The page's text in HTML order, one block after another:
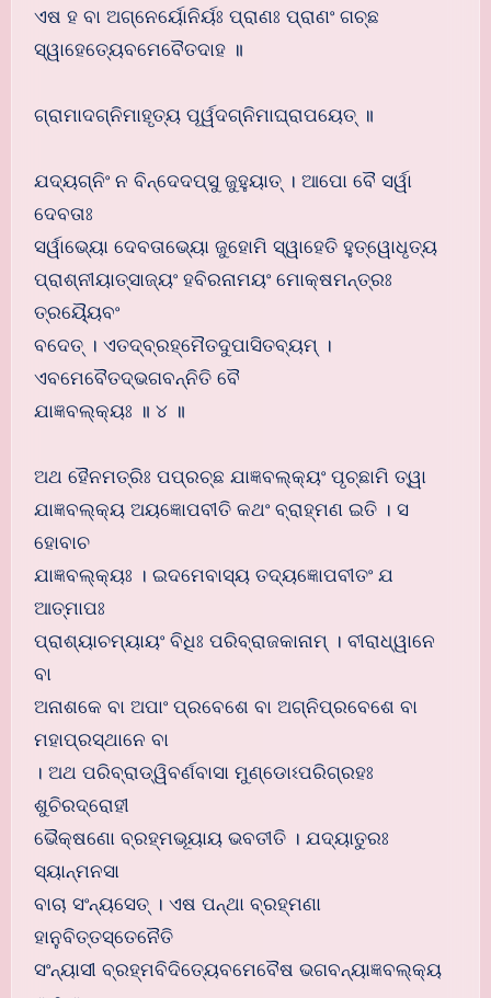
ଏଷ ହ ବା ଅଗ୍ନେର୍ୟୋନିର୍ୟଃ ପ୍ରାଣଃ ପ୍ରାଣଂ ଗଚ୍ଛ
ସ୍ୱାହେତ୍ୟେବମେବୈତଦାହ ॥
ଗ୍ରାମାଦଗ୍ନିମାହୃତ୍ୟ ପୂର୍ୱଦଗ୍ନିମାଘ୍ରାପୟେତ୍ ॥
ଯଦ୍ୟଗ୍ନିଂ ନ ବିନ୍ଦେଦପ୍ସୁ ଜୁହୁୟାତ୍ । ଆପୋ ବୈ ସର୍ୱା
ଦେବତାଃ
ସର୍ୱାଭ୍ୟୋ ଦେବତାଭ୍ୟୋ ଜୁହୋମି ସ୍ୱାହେତି ହୁତ୍ୱୋଧୃତ୍ୟ
ପ୍ରାଶ୍ନୀୟାତ୍ସାଜ୍ୟଂ ହବିରନାମୟଂ ମୋକ୍ଷମନ୍ତ୍ରଃ
ତ୍ରୟ୍ୟୈବଂ
ବଦେତ୍ । ଏତଦ୍ବ୍ରହ୍ମୈତଦୁପାସିତବ୍ୟମ୍ ।
ଏବମେବୈତଦ୍ଭଗବନ୍ନିତି ବୈ
ଯାଜ୍ଞବଲ୍କ୍ୟଃ ॥ ୪ ॥
ଅଥ ହୈନମତ୍ରିଃ ପପ୍ରଚ୍ଛ ଯାଜ୍ଞବଲ୍କ୍ୟଂ ପୃଚ୍ଛାମି ତ୍ୱା
ଯାଜ୍ଞବଲ୍କ୍ୟ ଅୟଜ୍ଞୋପବୀତି କଥଂ ବ୍ରାହ୍ମଣ ଇତି । ସ
ହୋବାଚ
ଯାଜ୍ଞବଲ୍କ୍ୟଃ । ଇଦମେବାସ୍ୟ ତଦ୍ୟଜ୍ଞୋପବୀତଂ ଯ
ଆତ୍ମାପଃ
ପ୍ରାଶ୍ୟାଚମ୍ୟାୟଂ ବିଧିଃ ପରିବ୍ରାଜକାନାମ୍ । ବୀରାଧ୍ୱାନେ
ବା
ଅନାଶକେ ବା ଅପାଂ ପ୍ରବେଶେ ବା ଅଗ୍ନିପ୍ରବେଶେ ବା
ମହାପ୍ରସ୍ଥାନେ ବା
। ଅଥ ପରିବ୍ରାଡ୍ୱିବର୍ଣବାସା ମୁଣ୍ଡୋଽପରିଗ୍ରହଃ
ଶୁଚିରଦ୍ରୋହୀ
ଭୈକ୍ଷଣୋ ବ୍ରହ୍ମଭୂୟାୟ ଭବତୀତି । ଯଦ୍ୟାତୁରଃ
ସ୍ୟାନ୍ମନସା
ବାଚା ସଂନ୍ୟସେତ୍ । ଏଷ ପନ୍ଥା ବ୍ରହ୍ମଣା
ହାନୁବିତ୍ତସ୍ତେନୈତି
ସଂନ୍ୟାସୀ ବ୍ରହ୍ମବିଦିତ୍ୟେବମେବୈଷ ଭଗବନ୍ୟାଜ୍ଞବଲ୍କ୍ୟ